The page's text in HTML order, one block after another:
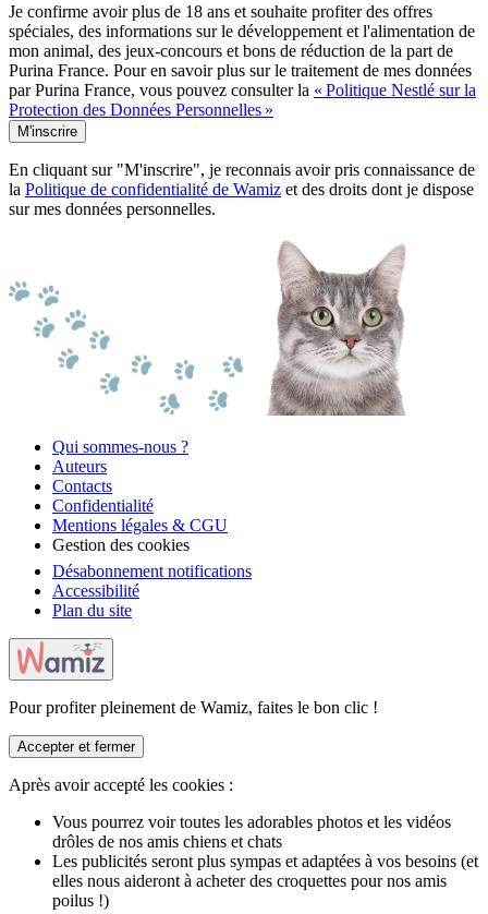
Je confirme avoir plus de 18 ans et souhaite profiter des offres
spéciales, des informations sur le développement et l'alimentation de
mon animal, des jeux-concours et bons de réduction de la part de
Purina France. Pour en savoir plus sur le traitement de mes données
par Purina France, vous pouvez consulter la « Politique Nestlé sur la
Protection des Données Personnelles »
M'inscrire
En cliquant sur "M'inscrire", je reconnais avoir pris connaissance de
la Politique de confidentialité de Wamiz et des droits dont je dispose
sur mes données personnelles.
Qui sommes-nous ?
Auteurs
Contacts
Confidentialité
Mentions légales & CGU
Gestion des cookies
Désabonnement notifications
Accessibilité
Plan du site
Pour profiter pleinement de Wamiz, faites le bon clic !
Accepter et fermer
Après avoir accepté les cookies :
Vous pourrez voir toutes les adorables photos et les vidéos
drôles de nos amis chiens et chats
Les publicités seront plus sympas et adaptées à vos besoins (et
elles nous aideront à acheter des croquettes pour nos amis
poilus !)